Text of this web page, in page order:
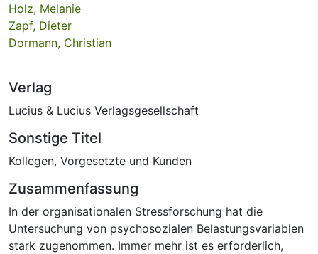
Holz, Melanie
Zapf, Dieter
Dormann, Christian
Verlag
Lucius & Lucius Verlagsgesellschaft
Sonstige Titel
Kollegen, Vorgesetzte und Kunden
Zusammenfassung
In der organisationalen Stressforschung hat die
Untersuchung von psychosozialen Belastungsvariablen
stark zugenommen. Immer mehr ist es erforderlich,